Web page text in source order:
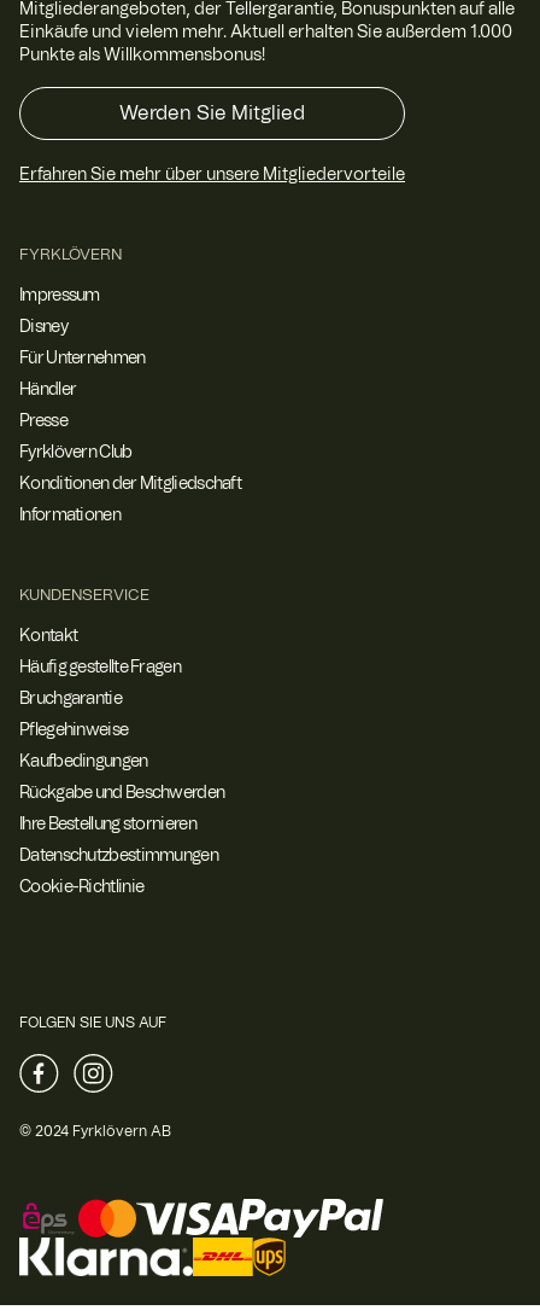
Mitgliederangeboten, der Tellergarantie, Bonuspunkten auf alle
Einkäufe und vielem mehr. Aktuell erhalten Sie außerdem 1.000
Punkte als Willkommensbonus!
Werden Sie Mitglied
Erfahren Sie mehr über unsere Mitgliedervorteile
FYRKLÖVERN
Impressum
Disney
Für Unternehmen
Händler
Presse
Fyrklövern Club
Konditionen der Mitgliedschaft
Informationen
KUNDENSERVICE
Kontakt
Häufig gestellte Fragen
Bruchgarantie
Pflegehinweise
Kaufbedingungen
Rückgabe und Beschwerden
Ihre Bestellung stornieren
Datenschutzbestimmungen
Cookie-Richtlinie
© 2024 Fyrklövern AB
FOLGEN SIE UNS AUF